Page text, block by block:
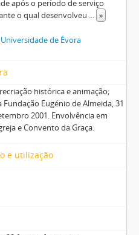
após o período de serviço
o qual desenvolveu ... »
de Évora
histórica e animação;
Fundação Eugénio de Almeida, 31
2001. Envolvência em
e Convento da Graça.
e utilização